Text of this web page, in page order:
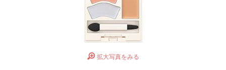
拡大写真をみる